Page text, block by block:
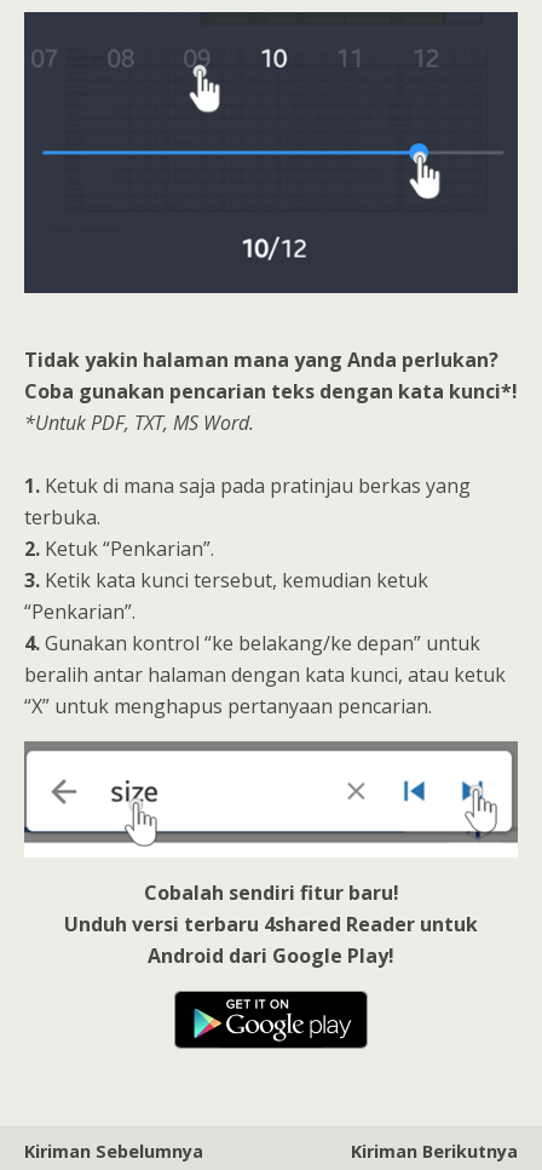
Tidak yakin halaman mana yang Anda perlukan?
Coba gunakan pencarian teks dengan kata kunci*!
*Untuk PDF, TXT, MS Word.
1. Ketuk di mana saja pada pratinjau berkas yang
terbuka.
2. Ketuk “Penkarian”.
3. Ketik kata kunci tersebut, kemudian ketuk
“Penkarian”.
4.Gunakan kontrol “ke belakang/ke depan” untuk
beralih antar halaman dengan kata kunci, atau ketuk
“X” untuk menghapus pertanyaan pencarian.
Cobalah sendiri fitur baru!
Unduh versi terbaru 4shared Reader untuk
Android dari Google Play!
Kiriman Sebelumnya
Kiriman Berikutnya